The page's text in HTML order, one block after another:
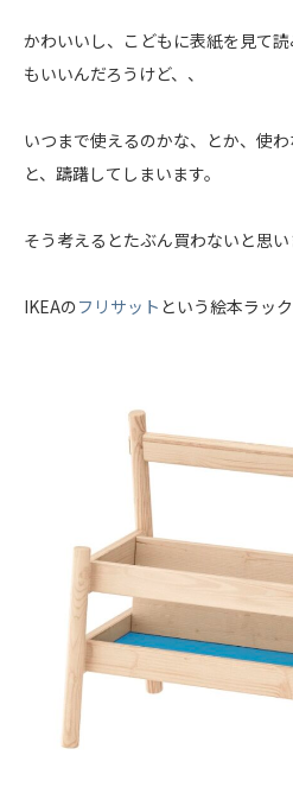
かわいいし、こどもに表紙を見て
もいいんだろうけど、、
いつまで使えるのかな、とか、使
と、躊躇してしまいます。
そう考えるとたぶん買わないと思い
IKEAのフリサット という絵本ラッ